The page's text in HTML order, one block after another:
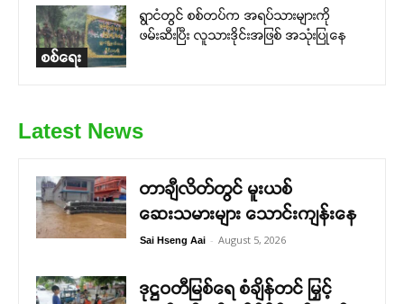
စစ်ရေး
ရွာငံတွင် စစ်တပ်က အရပ်သားများကို
ဖမ်းဆီးပြီး လူသားဒိုင်းအဖြစ် အသုံးပြုနေ
Latest News
တာချီလိတ်တွင် မူးယစ်
ဆေးသမားများ သောင်းကျန်းနေ
Sai Hseng Aai - August 5, 2026
ဒုဋ္ဌဝတီမြစ်ရေ စံချိန်တင် မြှင့်